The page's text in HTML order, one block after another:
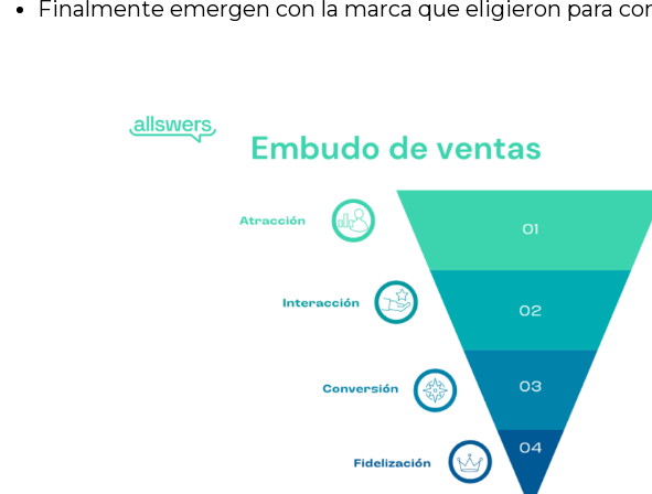
Finalmente emergen con la marca que eligieron para